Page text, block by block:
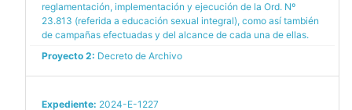
reglamentación, implementación y ejecución de la Ord. Nº
23.813 (referida a educación sexual integral), como así también
de campañas efectuadas y del alcance de cada una de ellas.
Proyecto 2: Decreto de Archivo
Expediente: 2024-E-1227